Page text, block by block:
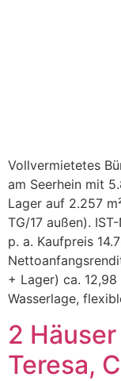
Vollvermietetes
am Seerhein mit
Lager auf 2.257
TG/17 außen).
p. a. Kaufpreis
+ Lager) ca.
Wasserlage,
2
Teresa,